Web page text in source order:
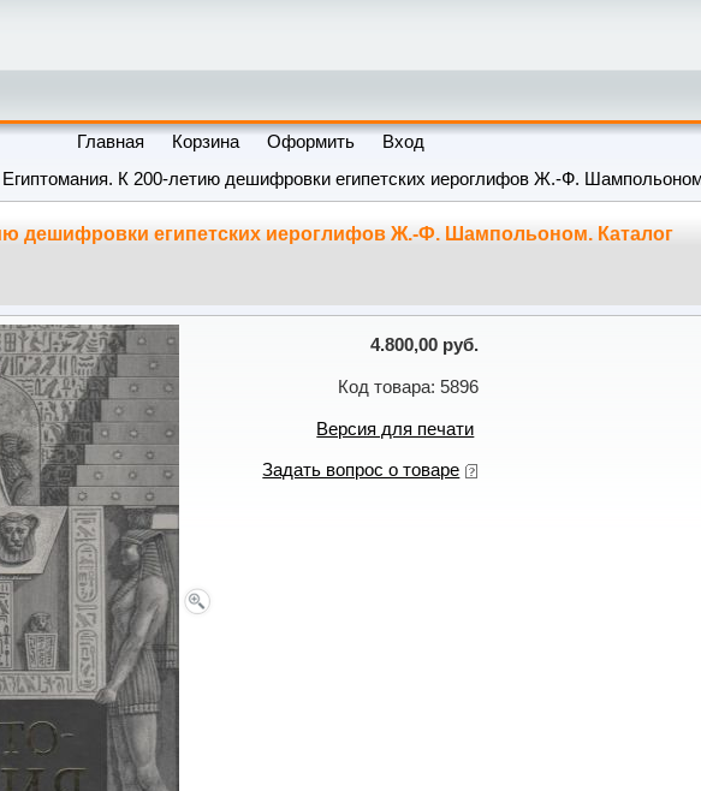
Главная Корзина Оформить
Вход
К 200-летию дешифровки египетских иероглифов Ж.-Ф.
дешифровки египетских иероглифов Ж.-Ф. Шампольоном. Каталог
4.800,00 руб.
Код товара: 5896
Версия для печати
Задать вопрос о товаре